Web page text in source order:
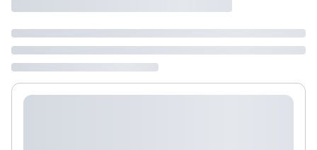
pokoju (lub apartamencie, willi itd.). Wybierz jedną z ofert z listy
i zarezerwuj ją. Zrób oddzielne rezerwacje dla każdego
kolejnego pokoju lubskontaktuj się z nami,by złożyć
zamówienie u naszego doradcy.
Maksymalna liczba uczestników
maksymalny limit dla 1 pokoju.